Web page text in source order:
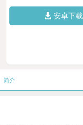
安卓下载
简介